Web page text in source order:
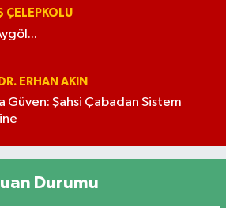
ÇELEPKOLU
ERHAN AKIN
Güven: Şahsi Çabadan Sistem
Durumu